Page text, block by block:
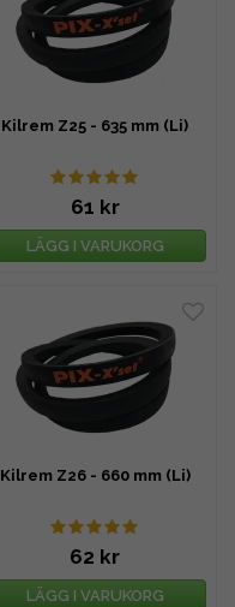
Kilrem Z25 - 635 mm (Li)
61 kr
LÄGG I VARUKORG
Kilrem Z26 - 660 mm (Li)
62 kr
LÄGG I VARUKORG